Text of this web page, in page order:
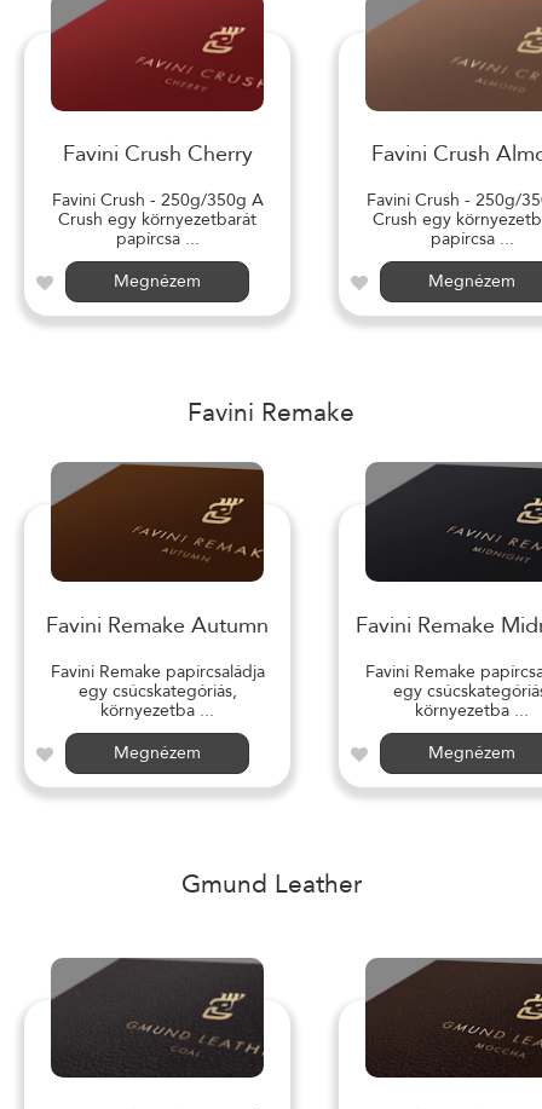
Favini Crush Cherry
Favini Crush - 250g/350g A
Crush egy környezetbarát
papírcsa ...
Megnézem
Favini Crush
Favini Crush - 250g/
Crush egy
papírcsa ...
Megnézem
Favini Remake
Favini Remake Autumn
Favini Remake papírcsaládja
egy csúcskategóriás,
környezetba ...
Megnézem
Favini Remake
Favini Remake
egy
környezetba ...
Megnézem
Gmund Leather